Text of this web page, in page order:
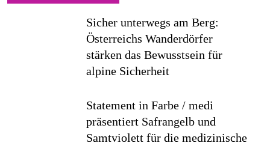
Sicher unterwegs am Berg:
Österreichs Wanderdörfer
stärken das Bewusstsein für
alpine Sicherheit
Statement in Farbe / medi
präsentiert Safrangelb und
Samtviolett für die medizinische